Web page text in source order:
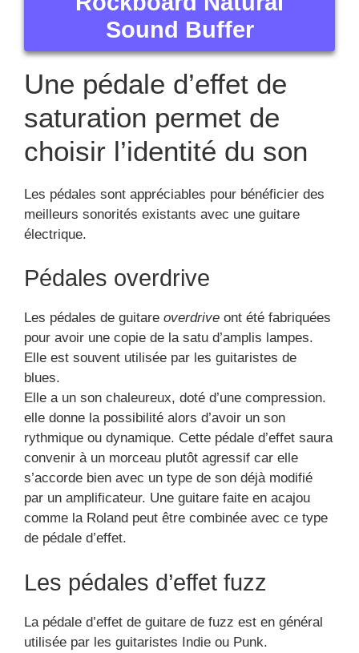
Sound Buffer
Une pédale d’effet de
saturation permet de
choisir l’identité du son
Les pédales sont appréciables pour bénéficier des
meilleurs sonorités existants avec une guitare
électrique.
Pédales overdrive
Les pédales de guitare overdrive ont été fabriquées
pour avoir une copie de la satu d’amplis lampes.
Elle est souvent utilisée par les guitaristes de
blues.
Elle a un son chaleureux, doté d’une compression.
elle donne la possibilité alors d’avoir un son
rythmique ou dynamique. Cette pédale d’effet saura
convenir à un morceau plutôt agressif car elle
s’accorde bien avec un type de son déjà modifié
par un amplificateur. Une guitare faite en acajou
comme la Roland peut être combinée avec ce type
de pédale d’effet.
Les pédales d’effet fuzz
La pédale d’effet de guitare de fuzz est en général
utilisée par les guitaristes Indie ou Punk.